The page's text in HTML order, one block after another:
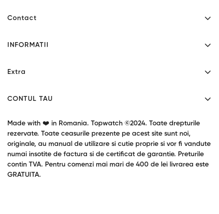
Contact
Program: L-V 9:00-17:30
contact@topwatch.ro
INFORMATII
Livrare
Termeni si conditii
Extra
Garantie produse
Oferte speciale
CONTUL TAU
Returnari
Blog / Stiri
Made with ❤️ in Romania. Topwatch ©2024. Toate drepturile
rezervate. Toate ceasurile prezente pe acest site sunt noi,
originale, au manual de utilizare si cutie proprie si vor fi vandute
numai insotite de factura si de certificat de garantie. Preturile
contin TVA. Pentru comenzi mai mari de 400 de lei livrarea este
GRATUITA.